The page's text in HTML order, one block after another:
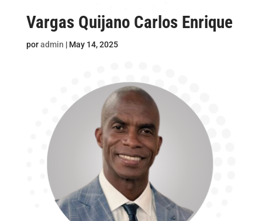
Vargas Quijano Carlos Enrique
poradmin | May 14, 2025